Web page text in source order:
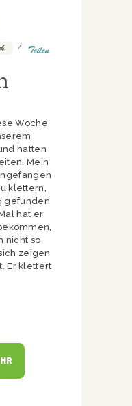
Teilen
Woche
hatten
Mein
klettern,
gefunden
hat er
nicht so
zeigen
Er klettert